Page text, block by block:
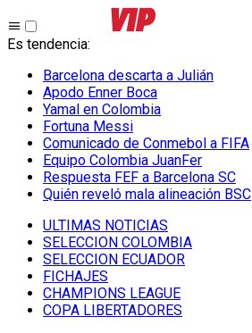
Es tendencia:
Barcelona descarta a Julián
Apodo Enner Boca
Yamal en Colombia
Fortuna Messi
Comunicado de Conmebol a FIFA
Equipo Colombia JuanFer
Respuesta FEF a Barcelona SC
Quién reveló mala alineación BSC
ULTIMAS NOTICIAS
SELECCION COLOMBIA
SELECCION ECUADOR
FICHAJES
CHAMPIONS LEAGUE
COPA LIBERTADORES